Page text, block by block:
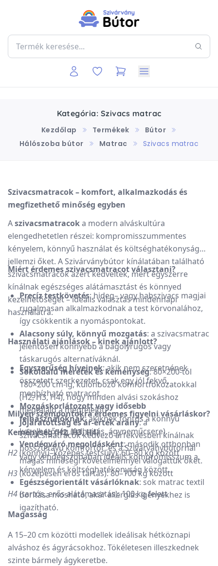
Kategória: Szivacs matrac
Kezdőlap
Termékek
Bútor
Hálószoba bútor
Matrac Szivacs matrac
Szivacsmatracok – komfort, alkalmazkodás és
megfizethető minőség egyben
Aszivacsmatracoka modern alváskultúra
elengedhetetlen részei: kompromisszummentes
kényelem, könnyű használat és költséghatékonyság
jellemzi őket. A Szivárványbútor kínálatában található
szivacsmatracok azért kedveltek, mert egyszerre
kínálnak egészséges alátámasztást és könnyed
kezelhetőséget – ideális választás mindennapi
használatra.
Miért érdemes szivacsmatracot választani?
Precíz testkövetés: hideg– vagy habszivacs magjai
rugalmasan alkalmazkodnak a test körvonalához,
így csökkentik a nyomáspontokat.
Alacsony súly, könnyű mozgatás: a szivacsmatrac
jelentősen könnyebb a bagolyrugós vagy
táskarugós alternatíváknál.
Sokoldalú méretek és keménység: 80×200-tól
180×200 cm‑ig, különböző komfortfokozatokkal
(H2, H3, H4), hogy minden alvási szokáshoz
megtaláld a megfelelőt.
Jójáratottság és ár-érték arány: a
szivacsmatracok kedvező árfekvésben kínálnak
hosszú távú komfortot, és a Szivárványbútornál
magas minőségi követelménnyel válogattuk őket.
Használati ajánlások – kinek ajánlott?
Egyszerűség híveinek: akik nem szeretnének
összetett szerkezetet, csak egy jól fekvő,
megbízható matracot.
Mozgáskorlátozott vagy idősebb
felhasználóknak: akiknek fontos a könnyű
kezelhetőség (felhajtás, ágyneműcsere).
Vendégváró megoldásként: második otthonban
vagy vendégszobában ideális kompromisszum a
kényelem és költséghatékonyság között.
Egészségorientált vásárlóknak: sok matrac textil
borítása mosható, akár allergiás igényekhez is
igazítható.
Milyen szempontokra érdemes figyelni vásárláskor?
Keménység (H2, H3, H4)
H2(könnyű–közepes testsúly): 60–80 kg között
H3(közepesen erős tartás): 80–100 kg között
H4(tartós, erős alátámasztás): 100 kg felett
Magasság
A 15–20 cm közötti modellek ideálisak hétköznapi
alváshoz és ágyrácsokhoz. Tökéletesen illeszkednek
szinte bármely ágykeretbe.